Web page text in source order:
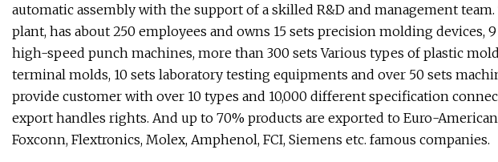
automatic assembly with the support of a skilled R&D and management
plant, has about 250 employees and owns 15 sets precision molding devices,
high-speed punch machines, more than 300 sets Various types of plastic
terminal molds, 10 sets laboratory testing equipments and over 50 sets
provide customer with over 10 types and 10,000 different specification
export handles rights. And up to 70% products are exported to Euro-
Foxconn, Flextronics, Molex, Amphenol, FCI, Siemens etc. famous companies.